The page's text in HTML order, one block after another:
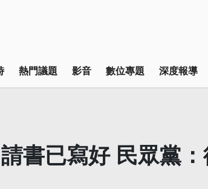
熱門議題 影音 數位專題 深度報導
書已寫好 民眾黨